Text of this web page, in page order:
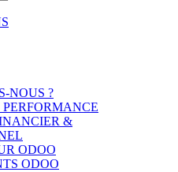
NOUS ?
&
ODOO
ODOO